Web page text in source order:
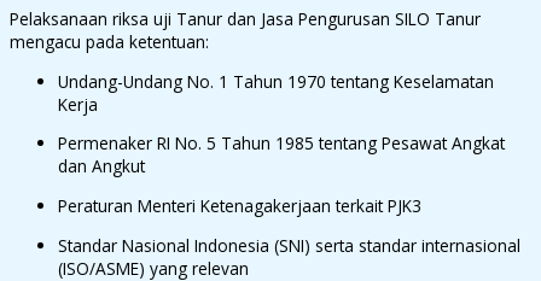
Pelaksanaan riksa uji Tanur dan Jasa Pengurusan SILO Tanur
mengacu pada ketentuan:
Undang-Undang No. 1 Tahun 1970 tentang Keselamatan
Kerja
Permenaker RI No. 5 Tahun 1985 tentang Pesawat Angkat
dan Angkut
Peraturan Menteri Ketenagakerjaan terkait PJK3
Standar Nasional Indonesia (SNI) serta standar internasional
(ISO/ASME) yang relevan